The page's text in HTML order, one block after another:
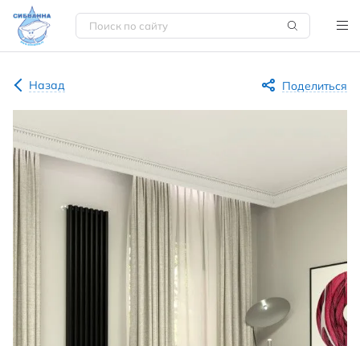
Назад Поделиться